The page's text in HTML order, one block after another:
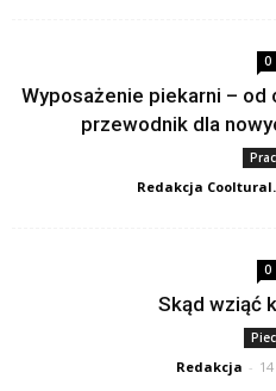
0
Wyposażenie piekarni – od
przewodnik dla
Redakcja
0
Skąd wziąć
Redakcja -